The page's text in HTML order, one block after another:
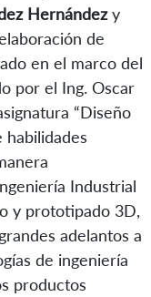
Hernándezy
de
en el marco del
por el Ing. Oscar
“Diseño
habilidades
Industrial
y prototipado 3D,
adelantos a
de ingeniería
productos